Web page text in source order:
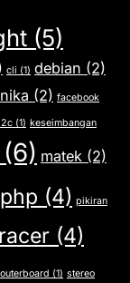
(5)
cli (1) debian (2)
(2) facebook
(1) keseimbangan
(6) matek (2)
php (4) pikiran
racer (4)
(1) stereo